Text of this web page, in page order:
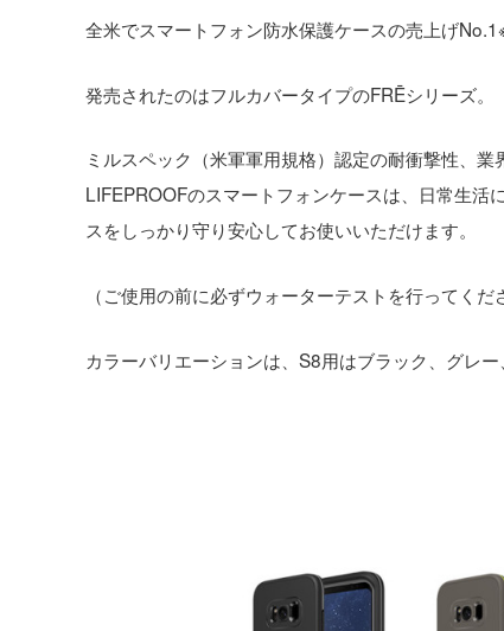
全米でスマートフォン防水保護ケースの売上げ
発売されたのはフルカバータイプのFRĒシリーズ。
ミルスペック（米軍軍用規格）認定の耐衝撃性、
LIFEPROOFのスマートフォンケースは、日常生
スをしっかり守り安心してお使いいただけます。
（ご使用の前に必ずウォーターテストを行ってく
カラーバリエーションは、S8用はブラック、グレー